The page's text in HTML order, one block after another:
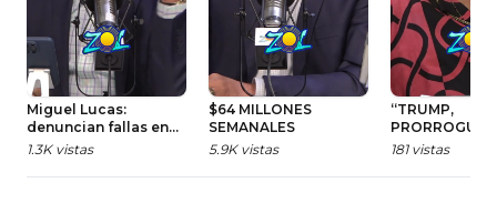
Miguel Lucas:
denuncian fallas en
las primeras 12 horas
1.3K vistas
$64 MILLONES
SEMANALES
5.9K vistas
“TRUMP,
PRORROGUE
PROGRAMA
HAITÍ”
181 vistas